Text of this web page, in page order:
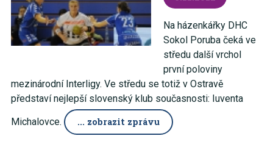
Na házenkářky DHC
Sokol Poruba čeká ve
středu další vrchol
první poloviny
mezinárodní Interligy. Ve středu se totiž v Ostravě
představí nejlepší slovenský klub současnosti: Iuventa
Michalovce.
... zobrazit zprávu